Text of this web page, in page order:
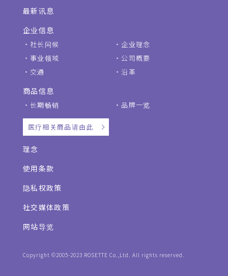
最新讯息
企业信息
社长问候
企业理念
事业领域
公司概要
交通
沿革
商品信息
长期畅销 品牌一览
医疗相关商品请由此
理念
使用条款
隐私权政策
社交媒体政策
网站导览
Copyright ©2005-2023 ROSETTE Co.,Ltd. All rights reserved.